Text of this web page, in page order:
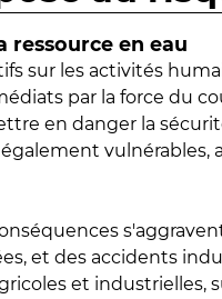
ressource en eau
sur les activités
par la force du
en danger la
vulnérables,
et des accidents
et industrielles,